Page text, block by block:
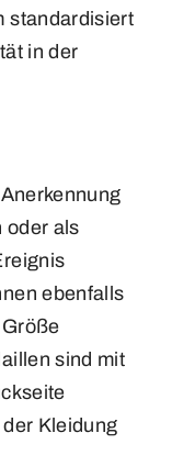
standardisiert
in der
oder als
ebenfalls
sind mit
Kleidung